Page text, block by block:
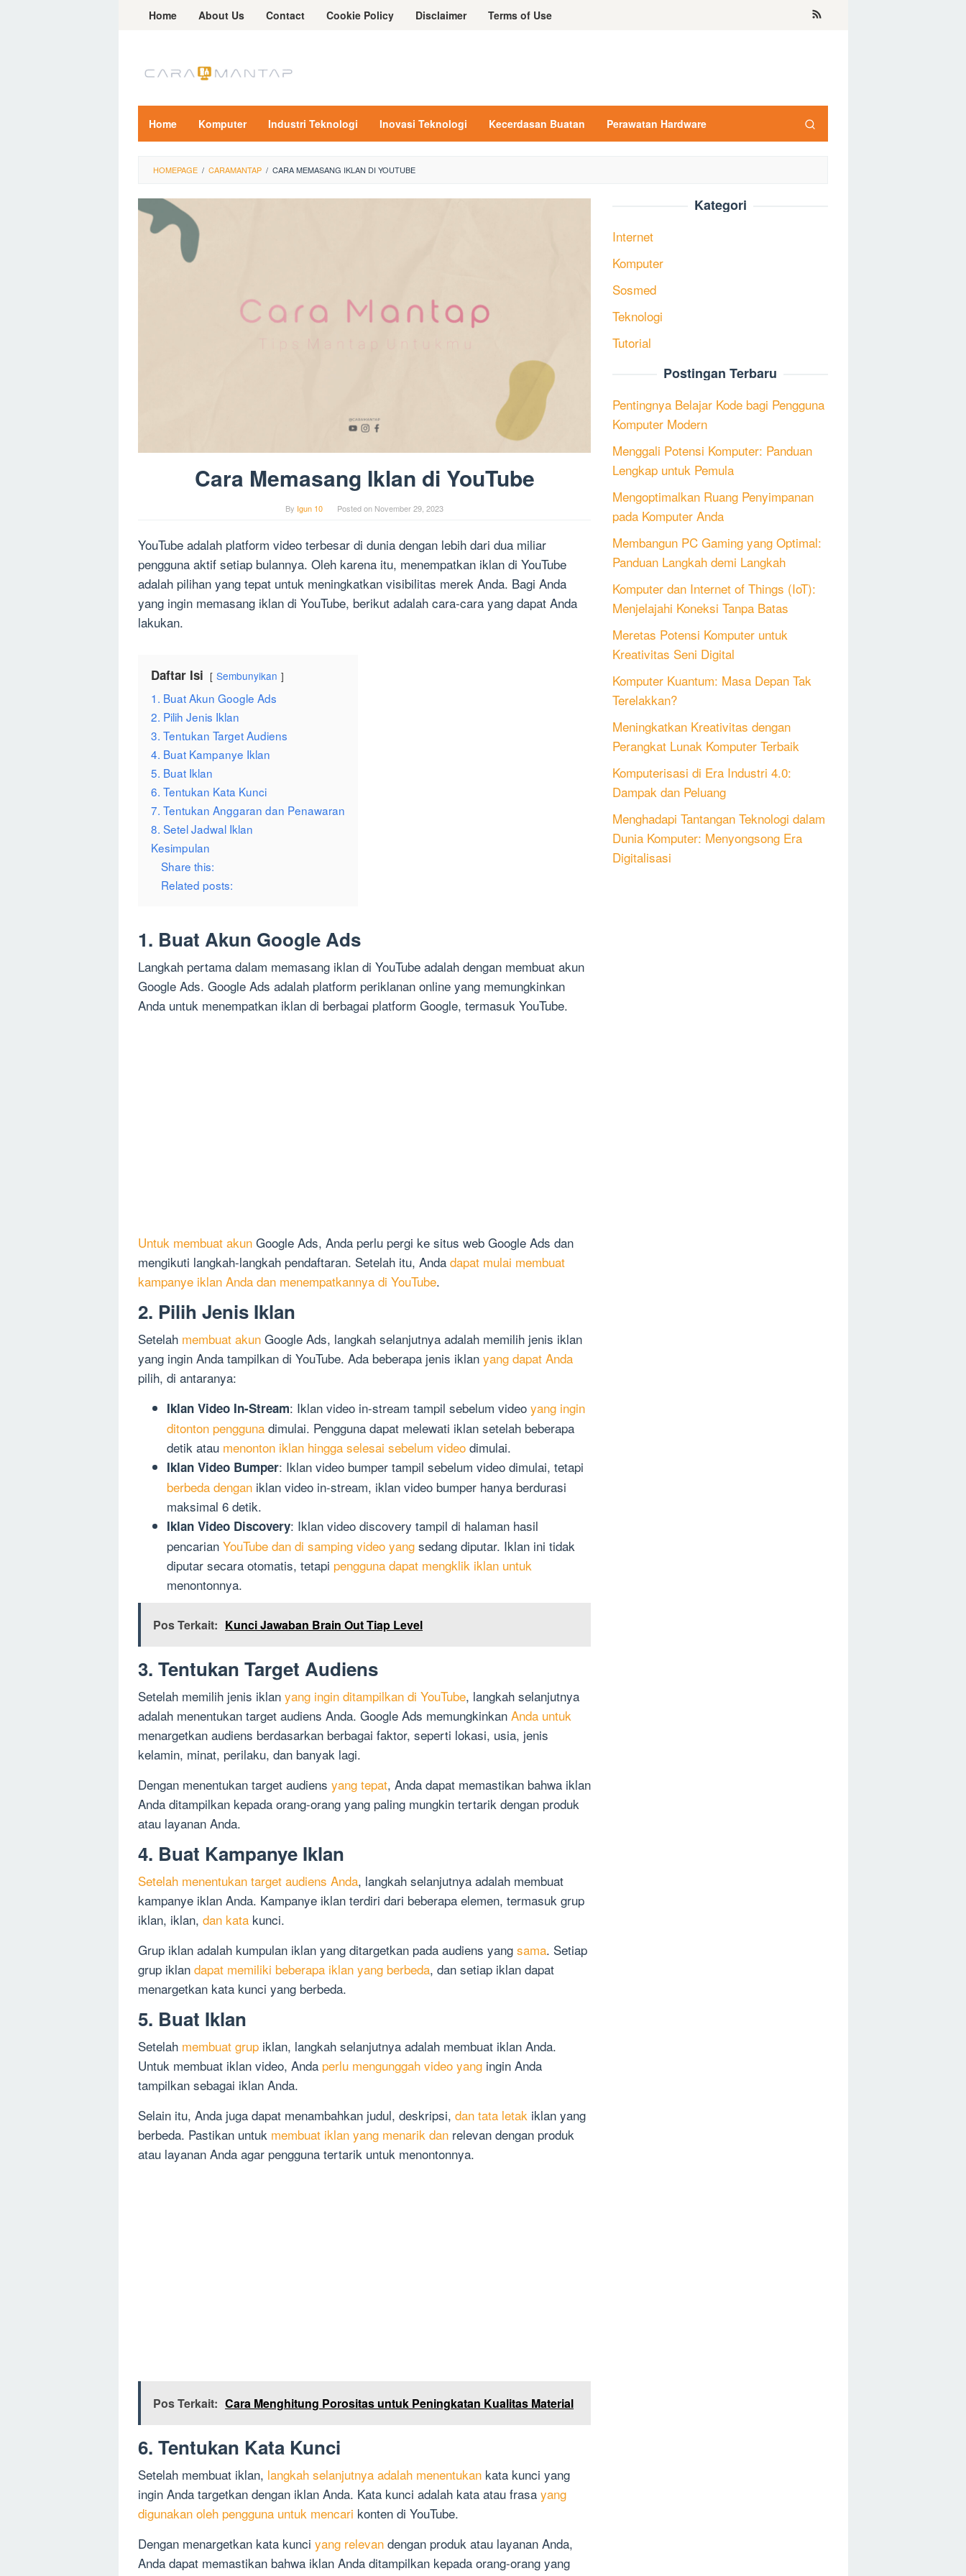
Home About Us Contact Cookie Policy Disclaimer Terms of Use
Home Komputer Industri Teknologi Inovasi Teknologi Kecerdasan Buatan Perawatan Hardware
HOMEPAGE / CARAMANTAP / CARA MEMASANG IKLAN DI YOUTUBE
Cara Memasang Iklan di YouTube
By Igun 10 Posted on November 29, 2023
YouTube adalah platform video terbesar di dunia dengan lebih dari dua miliar
pengguna aktif setiap bulannya. Oleh karena itu, menempatkan iklan di YouTube
adalah pilihan yang tepat untuk meningkatkan visibilitas merek Anda. Bagi Anda
yang ingin memasang iklan di YouTube, berikut adalah cara-cara yang dapat Anda
lakukan.
Daftar Isi Sembunyikan
1. Buat Akun Google Ads
2. Pilih Jenis Iklan
3. Tentukan Target Audiens
4. Buat Kampanye Iklan
5. Buat Iklan
6. Tentukan Kata Kunci
7. Tentukan Anggaran dan Penawaran
8. Setel Jadwal Iklan
Kesimpulan
Share this:
Related posts:
1. Buat Akun Google Ads
Langkah pertama dalam memasang iklan di YouTube adalah dengan membuat akun
Google Ads. Google Ads adalah platform periklanan online yang memungkinkan
Anda untuk menempatkan iklan di berbagai platform Google, termasuk YouTube.
Untuk membuat akun Google Ads, Anda perlu pergi ke situs web Google Ads dan
mengikuti langkah-langkah pendaftaran. Setelah itu, Anda dapat mulai membuat
kampanye iklan Anda dan menempatkannya di YouTube.
2. Pilih Jenis Iklan
Setelah membuat akun Google Ads, langkah selanjutnya adalah memilih jenis iklan
yang ingin Anda tampilkan di YouTube. Ada beberapa jenis iklan yang dapat Anda
pilih, di antaranya:
Iklan Video In-Stream: Iklan video in-stream tampil sebelum video yang ingin
ditonton pengguna dimulai. Pengguna dapat melewati iklan setelah beberapa
detik atau menonton iklan hingga selesai sebelum video dimulai.
Iklan Video Bumper: Iklan video bumper tampil sebelum video dimulai, tetapi
berbeda dengan iklan video in-stream, iklan video bumper hanya berdurasi
maksimal 6 detik.
Iklan Video Discovery: Iklan video discovery tampil di halaman hasil
pencarian YouTube dan di samping video yang sedang diputar. Iklan ini tidak
diputar secara otomatis, tetapi pengguna dapat mengklik iklan untuk
menontonnya.
Pos Terkait: Kunci Jawaban Brain Out Tiap Level
3. Tentukan Target Audiens
Setelah memilih jenis iklan yang ingin ditampilkan di YouTube, langkah selanjutnya
adalah menentukan target audiens Anda. Google Ads memungkinkan Anda untuk
menargetkan audiens berdasarkan berbagai faktor, seperti lokasi, usia, jenis
kelamin, minat, perilaku, dan banyak lagi.
Dengan menentukan target audiens yang tepat, Anda dapat memastikan bahwa iklan
Anda ditampilkan kepada orang-orang yang paling mungkin tertarik dengan produk
atau layanan Anda.
4. Buat Kampanye Iklan
Setelah menentukan target audiens Anda, langkah selanjutnya adalah membuat
kampanye iklan Anda. Kampanye iklan terdiri dari beberapa elemen, termasuk grup
iklan, iklan, dan kata kunci.
Grup iklan adalah kumpulan iklan yang ditargetkan pada audiens yang sama. Setiap
grup iklan dapat memiliki beberapa iklan yang berbeda, dan setiap iklan dapat
menargetkan kata kunci yang berbeda.
5. Buat Iklan
Setelah membuat grup iklan, langkah selanjutnya adalah membuat iklan Anda.
Untuk membuat iklan video, Anda perlu mengunggah video yang ingin Anda
tampilkan sebagai iklan Anda.
Selain itu, Anda juga dapat menambahkan judul, deskripsi, dan tata letak iklan yang
berbeda. Pastikan untuk membuat iklan yang menarik dan relevan dengan produk
atau layanan Anda agar pengguna tertarik untuk menontonnya.
Pos Terkait: Cara Menghitung Porositas untuk Peningkatan Kualitas Material
6. Tentukan Kata Kunci
Setelah membuat iklan, langkah selanjutnya adalah menentukan kata kunci yang
ingin Anda targetkan dengan iklan Anda. Kata kunci adalah kata atau frasa yang
digunakan oleh pengguna untuk mencari konten di YouTube.
Dengan menargetkan kata kunci yang relevan dengan produk atau layanan Anda,
Anda dapat memastikan bahwa iklan Anda ditampilkan kepada orang-orang yang
Kategori
Internet
Komputer
Sosmed
Teknologi
Tutorial
Postingan Terbaru
Pentingnya Belajar Kode bagi Pengguna
Komputer Modern
Menggali Potensi Komputer: Panduan
Lengkap untuk Pemula
Mengoptimalkan Ruang Penyimpanan
pada Komputer Anda
Membangun PC Gaming yang Optimal:
Panduan Langkah demi Langkah
Komputer dan Internet of Things (IoT):
Menjelajahi Koneksi Tanpa Batas
Meretas Potensi Komputer untuk
Kreativitas Seni Digital
Komputer Kuantum: Masa Depan Tak
Terelakkan?
Meningkatkan Kreativitas dengan
Perangkat Lunak Komputer Terbaik
Komputerisasi di Era Industri 4.0:
Dampak dan Peluang
Menghadapi Tantangan Teknologi dalam
Dunia Komputer: Menyongsong Era
Digitalisasi